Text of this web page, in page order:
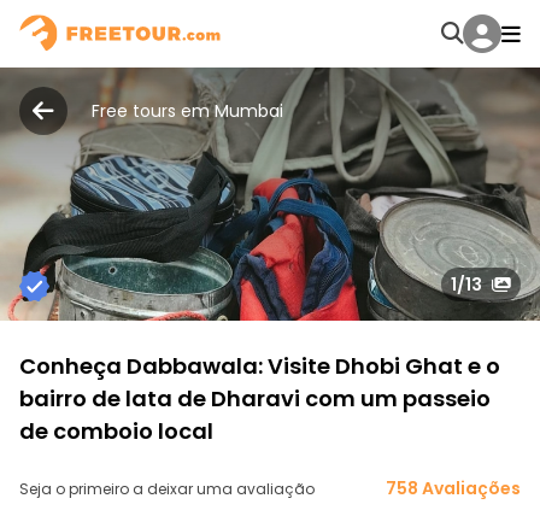
Free tours em Mumbai
1/13
Conheça Dabbawala: Visite Dhobi Ghat e o
bairro de lata de Dharavi com um passeio
de comboio local
Seja o primeiro a deixar uma avaliação 758 Avaliações